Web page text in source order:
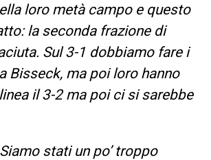
loro metà campo e questo
la seconda frazione di
Sul 3-1 dobbiamo fare i
Bisseck, ma poi loro hanno
il 3-2 ma poi ci si sarebbe
stati un po’ troppo